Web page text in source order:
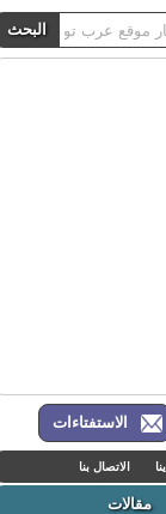
الاستفتاءات
الاتصال بنا
مقالات